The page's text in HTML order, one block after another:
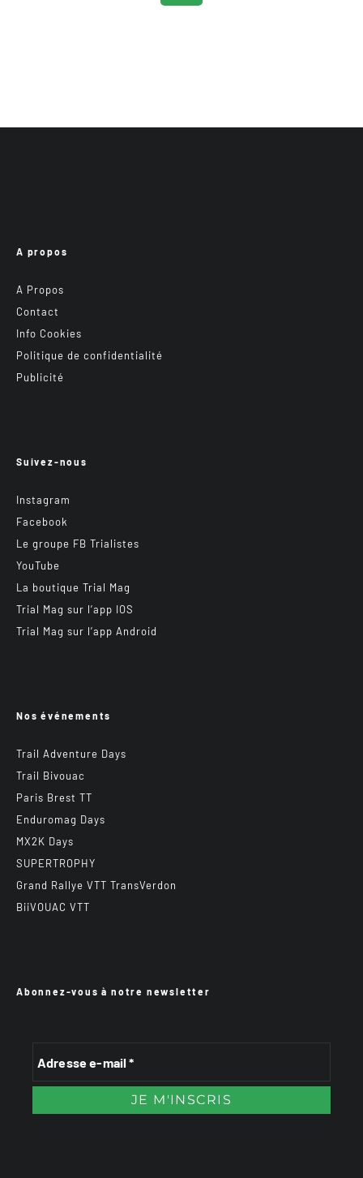
A propos
A Propos
Contact
Info Cookies
Politique de confidentialité
Publicité
Suivez-nous
Instagram
Facebook
Le groupe FB Trialistes
YouTube
La boutique Trial Mag
Trial Mag sur l’app IOS
Trial Mag sur l’app Android
Nos événements
Trail Adventure Days
Trail Bivouac
Paris Brest TT
Enduromag Days
MX2K Days
SUPERTROPHY
Grand Rallye VTT TransVerdon
BiiVOUAC VTT
Abonnez-vous à notre newsletter